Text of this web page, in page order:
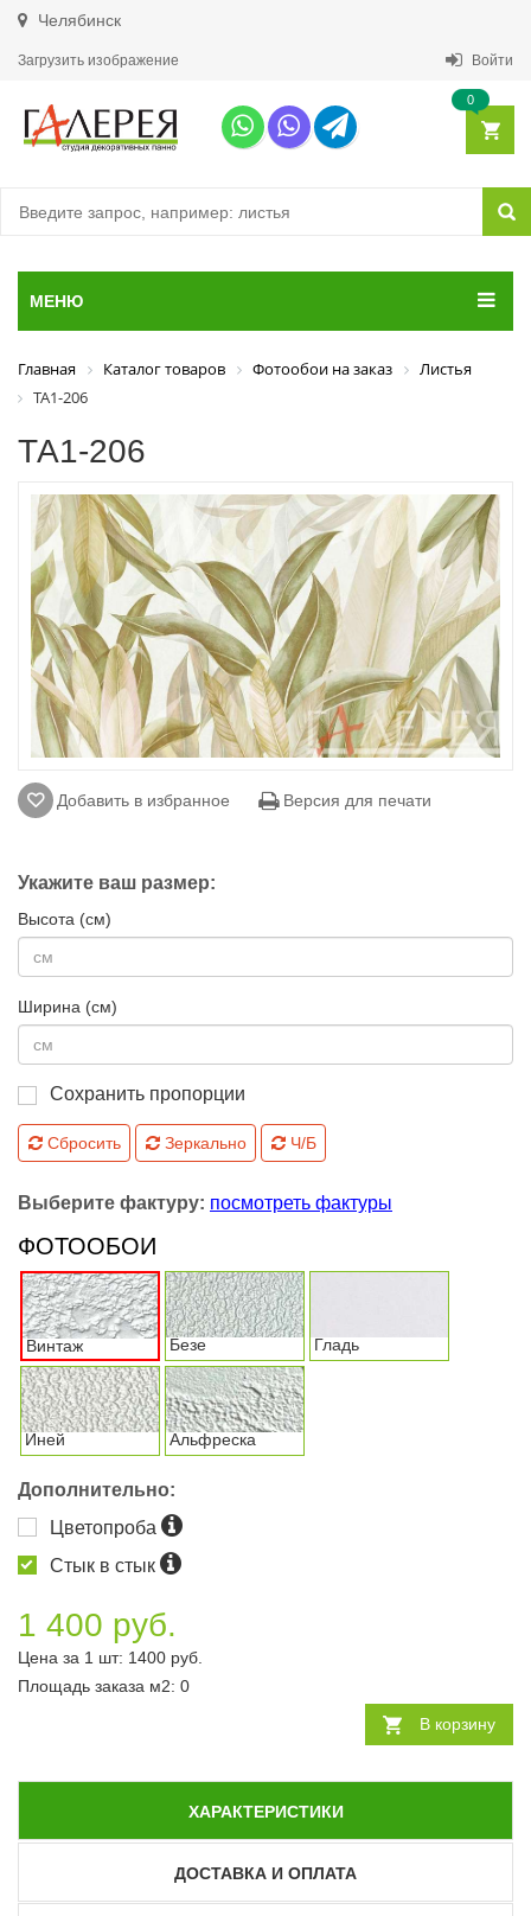
Челябинск
Загрузить изображение Войти
0
МЕНЮ
Главная Каталог товаров Фотообои на заказ
Листья
ТА1-206
ТА1-206
Добавить в избранное Версия для печати
Укажите ваш размер:
Высота (см)
Ширина (см)
Сохранить пропорции
Сбросить Зеркально Ч/Б
Выберите фактуру: посмотреть фактуры
ФОТООБОИ
Винтаж Безе Гладь
Иней Альфреска
Дополнительно:
Цветопроба
Стык в стык
1 400 руб.
Цена за 1 шт: 1400 руб.
Площадь заказа м2: 0
В корзину
ХАРАКТЕРИСТИКИ
ДОСТАВКА И ОПЛАТА